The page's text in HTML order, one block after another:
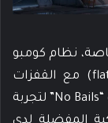
مذهل أكثر من 30 حركة خاصة، نظام كومبو
مرن يسمح بربط الحركات الأرضية (flatland) مع القفزات
ودعم Game Mods مثل “Perfect Balance” و “No Bails” لتجربة